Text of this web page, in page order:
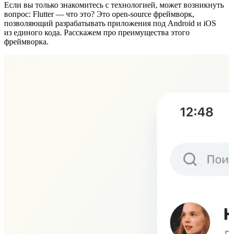
Если вы только знакомитесь с технологией, может возникнуть
вопрос: Flutter — что это? Это open-source фреймворк,
позволяющий разрабатывать приложения под Android и iOS
из единого кода. Расскажем про преимущества этого
фреймворка.